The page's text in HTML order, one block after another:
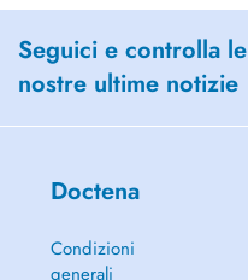
Seguici e controlla le
nostre ultime notizie
Doctena
Condizioni
generali